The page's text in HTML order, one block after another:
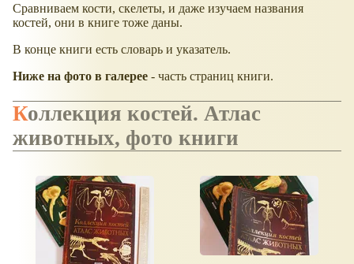
Сравниваем кости, скелеты, и даже изучаем названия
костей, они в книге тоже даны.
В конце книги есть словарь и указатель.
Ниже на фото в галерее - часть страниц книги.
Коллекция костей. Атлас
животных, фото книги